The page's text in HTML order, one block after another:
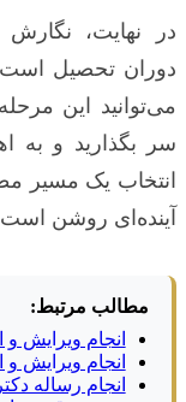
در نهایت، نگارش
دوران تحصیل
می‌توانید این
سر بگذارید و به
انتخاب یک مسیر
آینده‌ای روشن
مطالب مرتبط:
انجام ویرایش و
انجام ویرایش و
انجام رساله